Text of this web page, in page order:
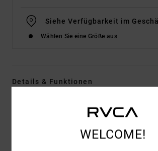
Siehe Verfügbarkeit im
Wählen Sie eine Größe aus
Details & Funktionen
WELCOME!